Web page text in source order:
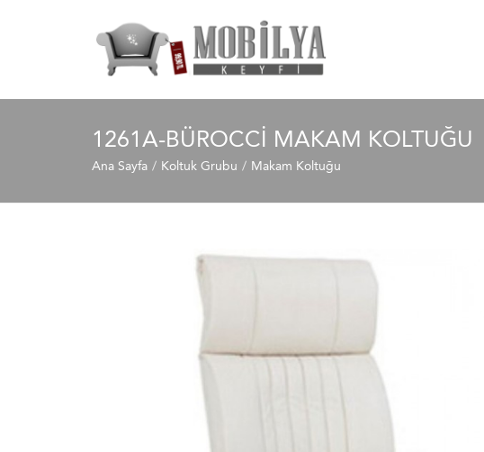
1261A-BÜROCCI MAKAM KOLTUĞU
Ana Sayfa Koltuk Grubu Makam Koltuğu